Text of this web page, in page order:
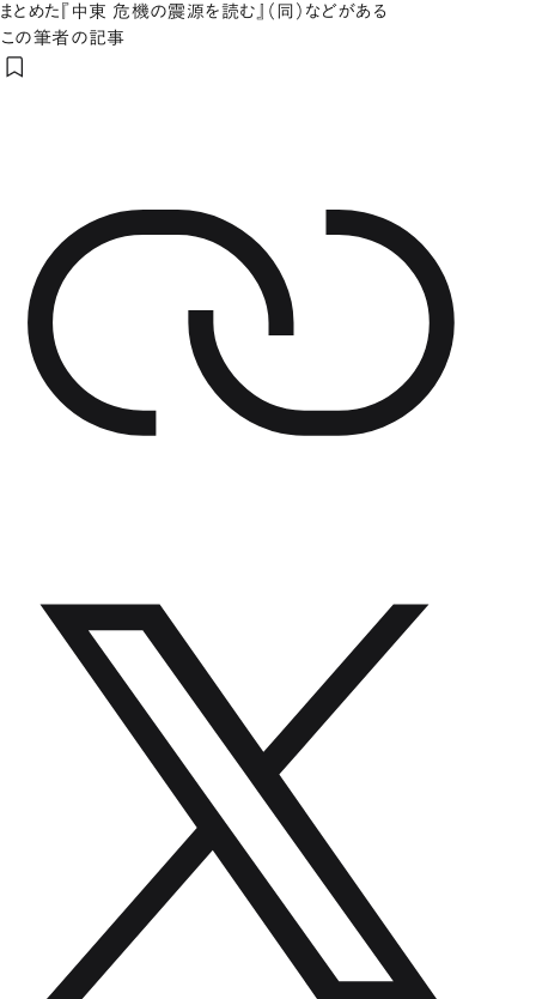
まとめた『中東 危機の震源を読む』（同）などがある
この筆者の記事